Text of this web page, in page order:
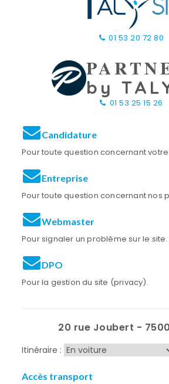
01 53 20 72 80
by
01 53 25 15 26
Candidature
Pour toute question concernant
Entreprise
Pour toute question concernant nos
Webmaster
Pour signaler un problème sur le site.
DPO
Pour la gestion du site (privacy).
20 rue Joubert -
Itinéraire :
Accès transport